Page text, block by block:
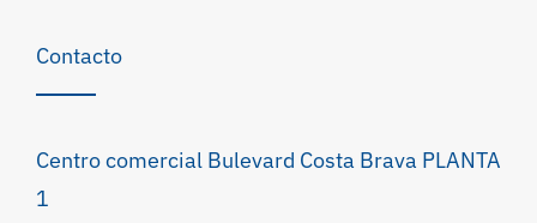
Contacto
Centro comercial Bulevard Costa Brava PLANTA
1